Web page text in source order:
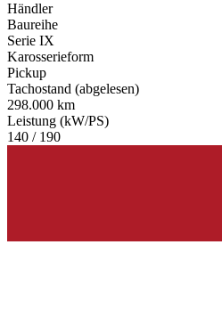
Händler
Baureihe
Serie IX
Karosserieform
Pickup
Tachostand (abgelesen)
298.000 km
Leistung (kW/PS)
140 / 190